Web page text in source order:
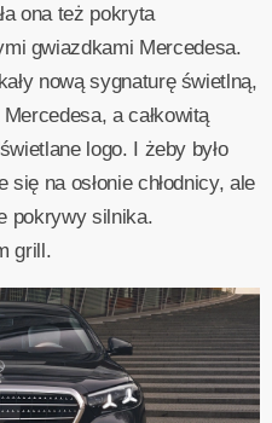
ona też pokryta
gwiazdkami Mercedesa.
nową sygnaturę świetlną,
a całkowitą
logo. I żeby było
na osłonie chłodnicy, ale
pokrywy silnika.
grill.